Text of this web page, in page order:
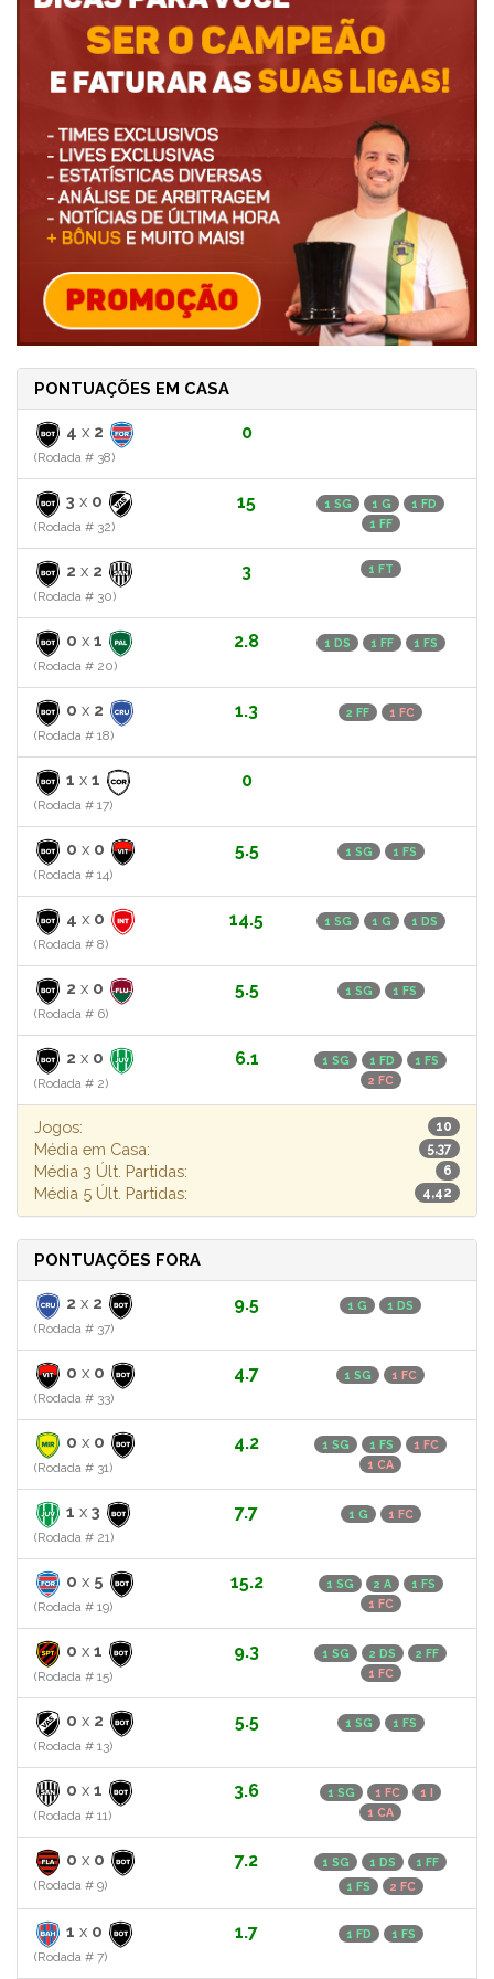
PONTUAÇÕES EM CASA
4 x 2
(Rodada # 38)
0
3 x 0
(Rodada # 32)
15 1 SG 1 G
1 FD
1 FF
2 x 2
(Rodada # 30)
3 1 FT
0 x 1
(Rodada # 20)
2.8 1 DS 1 FF 1 FS
0 x 2
(Rodada # 18)
1.3 2 FF 1 FC
1 x 1
(Rodada # 17)
0
0 x 0
(Rodada # 14)
5.5 1 SG 1 FS
4 x 0
(Rodada # 8)
14.5 1 SG 1 G 1 DS
2 x 0
(Rodada # 6)
5.5 1 SG 1 FS
2 x 0
(Rodada # 2)
6.1 1 SG 1 FD
1 FS
2 FC
Jogos: 10
Média em Casa: 5,37
Média 3 Últ. Partidas: 6
Média 5 Últ. Partidas: 4,42
PONTUAÇÕES FORA
2 x 2
(Rodada # 37)
9.5 1 G 1 DS
0 x 0
(Rodada # 33)
4.7 1 SG 1 FC
0 x 0
(Rodada # 31)
4.2 1 SG 1 FS
1 FC
1 CA
1 x 3
(Rodada # 21)
7.7 1 G 1 FC
0 x 5
(Rodada # 19)
15.2 1 SG 2 A
1 FS
1 FC
0 x 1
(Rodada # 15)
9.3 1 SG 2 DS
2 FF
1 FC
0 x 2
(Rodada # 13)
5.5 1 SG 1 FS
0 x 1
(Rodada # 11)
3.6 1 SG 1 FC
1 I
1 CA
0 x 0
(Rodada # 9)
7.2 1 SG 1 DS
1 FF
1 FS
2 FC
1 x 0
(Rodada # 7)
1.7 1 FD 1 FS